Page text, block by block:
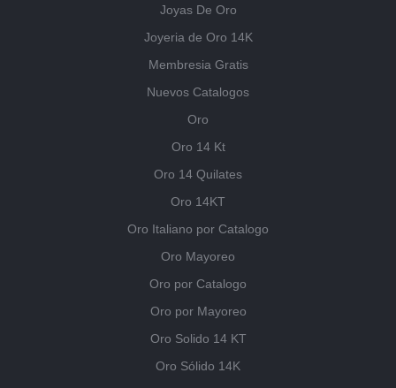
Joyas De Oro
Joyeria de Oro 14K
Membresia Gratis
Nuevos Catalogos
Oro
Oro 14 Kt
Oro 14 Quilates
Oro 14KT
Oro Italiano por Catalogo
Oro Mayoreo
Oro por Catalogo
Oro por Mayoreo
Oro Solido 14 KT
Oro Sólido 14K